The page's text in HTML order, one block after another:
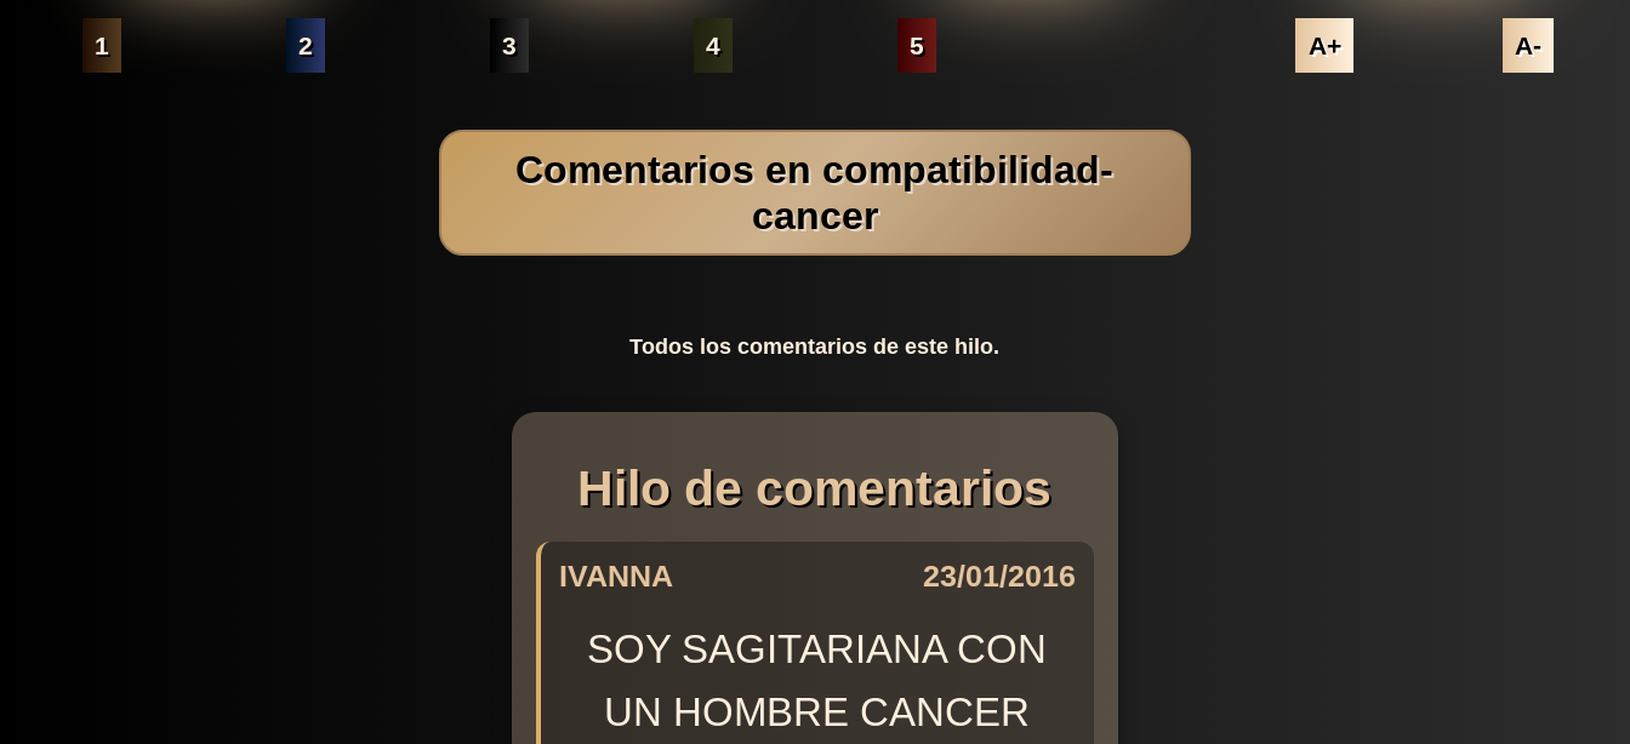
1 2 3 4 5 A+ A-
Comentarios en compatibilidad-
cancer
Todos los comentarios de este hilo.
Hilo de comentarios
IVANNA 23/01/2016
SOY SAGITARIANA CON
UN HOMBRE CANCER